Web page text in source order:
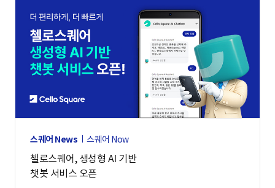
스퀘어 News 스퀘어 Now
첼로스퀘어, 생성형 AI 기반
챗봇 서비스 오픈